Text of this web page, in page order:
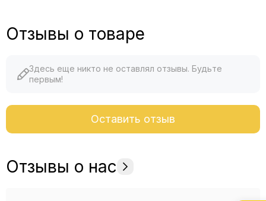
Отзывы о товаре
Здесь еще никто не оставлял отзывы. Будьте
первым!
Оставить отзыв
Отзывы о нас